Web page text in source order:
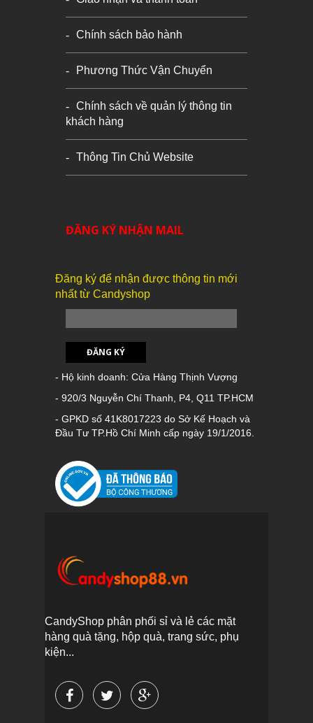
Chính sách bảo hành
Phương Thức Vận Chuyển
Chính sách về quản lý thông tin
khách hàng
Thông Tin Chủ Website
ĐĂNG KÝ NHẬN MAIL
Đăng ký để nhận được thông tin mới
nhất từ Candyshop
ĐĂNG KÝ
- Hộ kinh doanh: Cửa Hàng Thịnh Vượng
- 920/3 Nguyễn Chí Thanh, P4, Q11 TP.HCM
- GPKD số 41K8017223 do Sở Kế Hoạch và
Đầu Tư TP.Hồ Chí Minh cấp ngày 19/1/2016.
CandyShop phân phối sỉ và lẻ các mặt
hàng quà tặng, hộp quà, trang sức, phụ
kiện...